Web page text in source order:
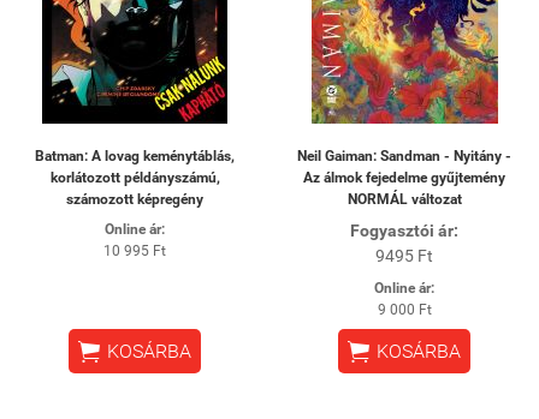
Batman: A lovag keménytáblás,
korlátozott példányszámú,
számozott képregény
Online ár:
10 995 Ft
 KOSÁRBA
Neil Gaiman: Sandman - Nyitány -
Az álmok fejedelme gyűjtemény
NORMÁL változat
Fogyasztói ár:
9495 Ft
Online ár:
9 000 Ft
 KOSÁRBA